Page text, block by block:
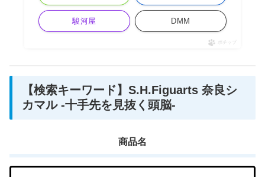
駿河屋 DMM
ポチップ
【検索キーワード】S.H.Figuarts 奈良シ
カマル -十手先を見抜く頭脳-
商品名